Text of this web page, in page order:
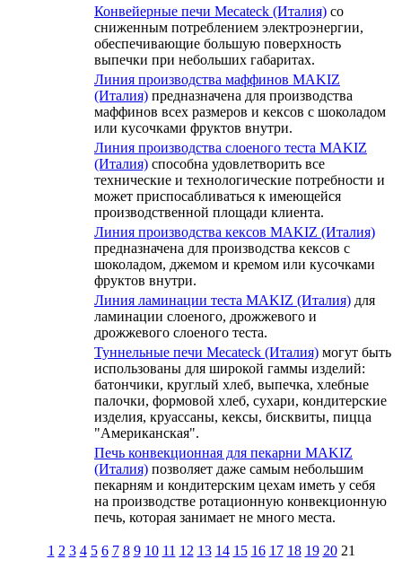
Конвейерные печи Mecateck (Италия) со
сниженным потреблением электроэнергии,
обеспечивающие большую поверхность
выпечки при небольших габаритах.
Линия производства маффинов MAKIZ
(Италия) предназначена для производства
маффинов всех размеров и кексов с шоколадом
или кусочками фруктов внутри.
Линия производства слоеного теста MAKIZ
(Италия) способна удовлетворить все
технические и технологические потребности и
может приспосабливаться к имеющейся
производственной площади клиента.
Линия производства кексов MAKIZ (Италия)
предназначена для производства кексов с
шоколадом, джемом и кремом или кусочками
фруктов внутри.
Линия ламинации теста MAKIZ (Италия) для
ламинации слоеного, дрожжевого и
дрожжевого слоеного теста.
Туннельные печи Mecateck (Италия) могут быть
использованы для широкой гаммы изделий:
батончики, круглый хлеб, выпечка, хлебные
палочки, формовой хлеб, сухари, кондитерские
изделия, круассаны, кексы, бисквиты, пицца
"Американская".
Печь конвекционная для пекарни MAKIZ
(Италия) позволяет даже самым небольшим
пекарням и кондитерским цехам иметь у себя
на производстве ротационную конвекционную
печь, которая занимает не много места.
1 2 3 4 5 6 7 8 9 10 11 12 13 14 15 16 17 18 19 2021